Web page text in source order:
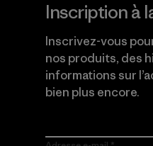
Inscription à
Inscrivez-vous
nos produits, des
informations sur
bien plus encore.